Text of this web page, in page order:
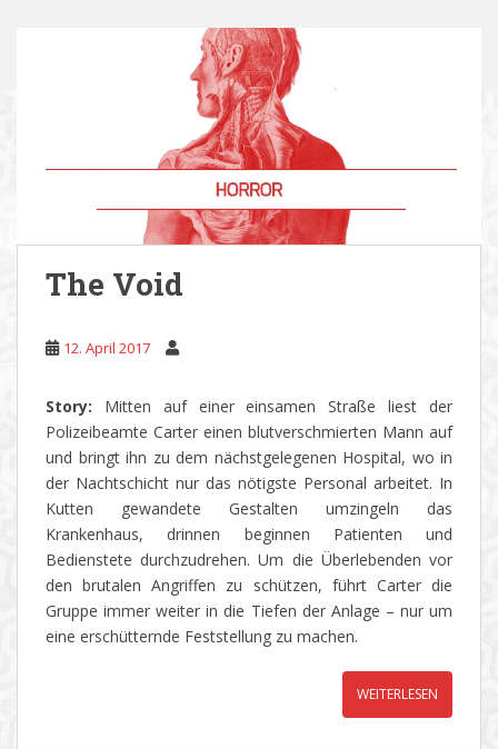
The Void
12. April 2017
Story: Mitten auf einer einsamen Straße liest der
Polizeibeamte Carter einen blutverschmierten Mann auf
und bringt ihn zu dem nächstgelegenen Hospital, wo in
der Nachtschicht nur das nötigste Personal arbeitet. In
Kutten gewandete Gestalten umzingeln das
Krankenhaus, drinnen beginnen Patienten und
Bedienstete durchzudrehen. Um die Überlebenden vor
den brutalen Angriffen zu schützen, führt Carter die
Gruppe immer weiter in die Tiefen der Anlage – nur um
eine erschütternde Feststellung zu machen.
WEITERLESEN